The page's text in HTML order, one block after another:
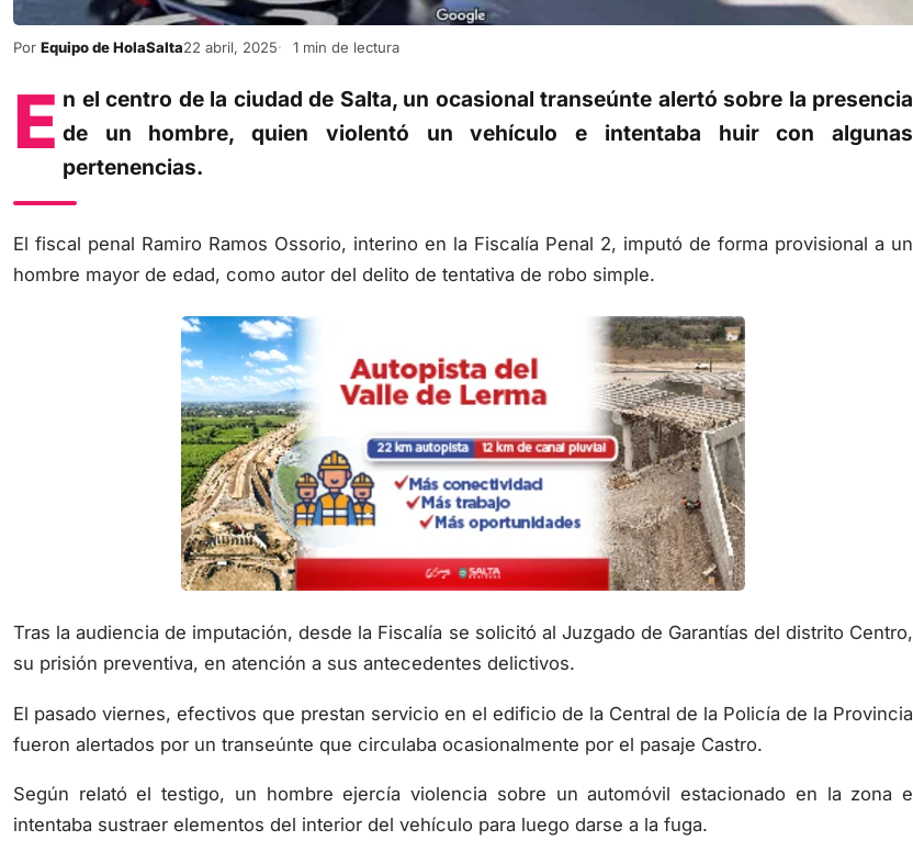
Por Equipo de HolaSalta22 abril, 2025 1 min de lectura
E n el centro de la ciudad de Salta, un ocasional transeúnte alertó sobre la presencia
de un hombre, quien violentó un vehículo e intentaba huir con algunas
pertenencias.
El fiscal penal Ramiro Ramos Ossorio, interino en la Fiscalía Penal 2, imputó de forma provisional a un
hombre mayor de edad, como autor del delito de tentativa de robo simple.
Tras la audiencia de imputación, desde la Fiscalía se solicitó al Juzgado de Garantías del distrito Centro,
su prisión preventiva, en atención a sus antecedentes delictivos.
El pasado viernes, efectivos que prestan servicio en el edificio de la Central de la Policía de la Provincia
fueron alertados por un transeúnte que circulaba ocasionalmente por el pasaje Castro.
Según relató el testigo, un hombre ejercía violencia sobre un automóvil estacionado en la zona e
intentaba sustraer elementos del interior del vehículo para luego darse a la fuga.